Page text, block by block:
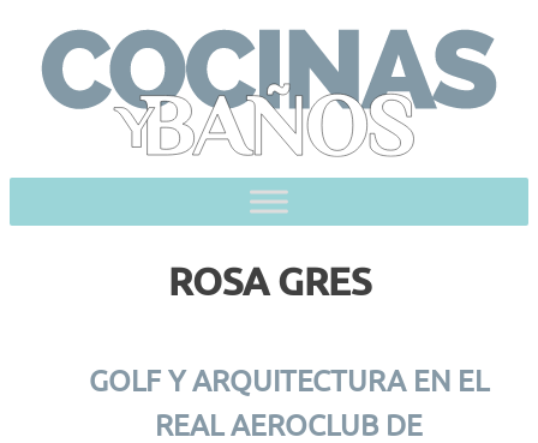
content
ROSA GRES
GOLF Y ARQUITECTURA EN EL
REAL AEROCLUB DE